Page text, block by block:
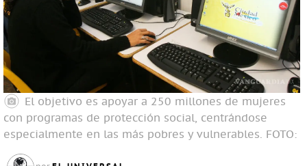
El objetivo es apoyar a 250 millones de mujeres
con programas de protección social, centrándose
especialmente en las más pobres y vulnerables. FOTO: